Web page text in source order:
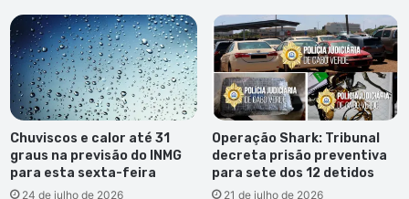
Chuviscos e calor até 31
graus na previsão do INMG
para esta sexta-feira
24 de julho de 2026
Operação Shark: Tribunal
decreta prisão preventiva
para sete dos 12 detidos
21 de julho de 2026